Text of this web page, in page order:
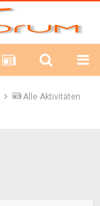
Alle Aktivitäten